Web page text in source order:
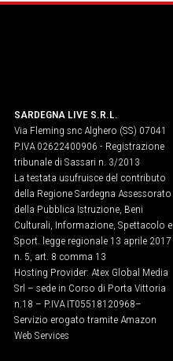
SARDEGNA LIVE S.R.L.
Via Fleming snc Alghero (SS) 07041
P.IVA 02622400906 - Registrazione
tribunale di Sassari n. 3/2013
La testata usufruisce del contributo
della Regione Sardegna Assessorato
della Pubblica Istruzione, Beni
Culturali, Informazione, Spettacolo e
Sport. legge regionale 13 aprile 2017
n. 5, art. 8 comma 13
Hosting Provider: Atex Global Media
Srl – sede in Corso di Porta Vittoria
n.18 – P.IVA IT05518120968​–
Servizio erogato tramite Amazon
Web Services